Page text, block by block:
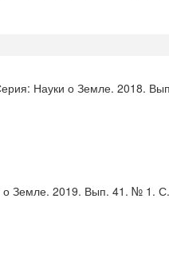
Науки о Земле. 2018.
о Земле. 2019. Вып. 41. № 1.